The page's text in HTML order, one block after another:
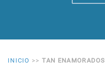
INICIO >> TAN ENAMORADOS